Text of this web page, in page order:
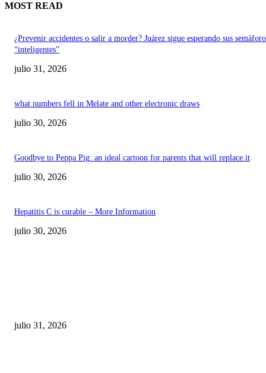
MOST READ
¿Prevenir accidentes o salir a morder? Juárez sigue esperando sus
“inteligentes”
julio 31, 2026
what numbers fell in Melate and other electronic draws
julio 30, 2026
Goodbye to Peppa Pig: an ideal cartoon for parents that will replace it
julio 30, 2026
Hepatitis C is curable – More Information
julio 30, 2026
julio 31, 2026